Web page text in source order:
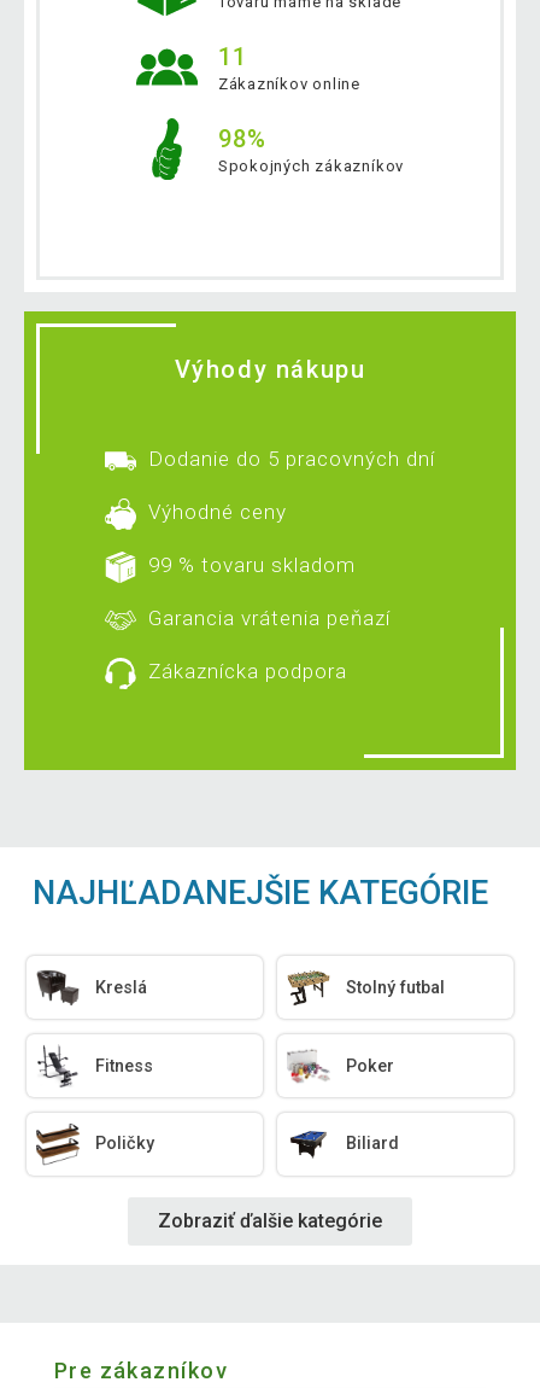
11
Zákazníkov online
98%
Spokojných zákazníkov
Výhody nákupu
Dodanie do 5 pracovných dní
Výhodné ceny
99 % tovaru skladom
Garancia vrátenia peňazí
Zákaznícka podpora
NAJHĽADANEJŠIE KATEGÓRIE
Kreslá Stolný futbal
Fitness Poker
Poličky Biliard
Zobraziť ďalšie kategórie
Pre zákazníkov